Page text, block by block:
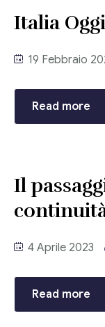
Italia
19 Febbraio
Read more
Il
4 Aprile 2023
Read more